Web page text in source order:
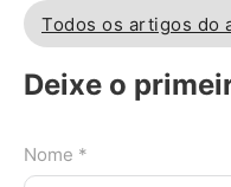
Todos os artigos do
Deixe o
Nome *